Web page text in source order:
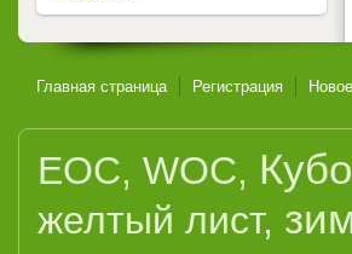
Главная страница Регистрация
EOC, WOC,
желтый лист,